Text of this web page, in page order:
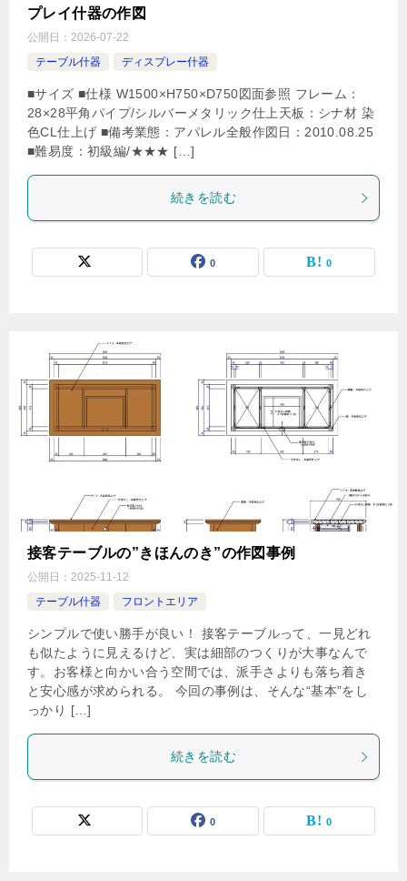
プレイ什器の作図
公開日： 2026-07-22
テーブル什器
ディスプレー什器
■サイズ ■仕様 W1500×H750×D750図面参照 フレーム：
28×28平角パイプ/シルバーメタリック仕上天板：シナ材 染
色CL仕上げ ■備考業態：アパレル全般作図日：2010.08.25
■難易度：初級編/★★★ […]
続きを読む
0 0
接客テーブルの”きほんのき”の作図事例
公開日： 2025-11-12
テーブル什器
フロントエリア
シンプルで使い勝手が良い！ 接客テーブルって、一見どれ
も似たように見えるけど、実は細部のつくりが大事なんで
す。お客様と向かい合う空間では、派手さよりも落ち着き
と安心感が求められる。 今回の事例は、そんな“基本”をし
っかり […]
続きを読む
0 0